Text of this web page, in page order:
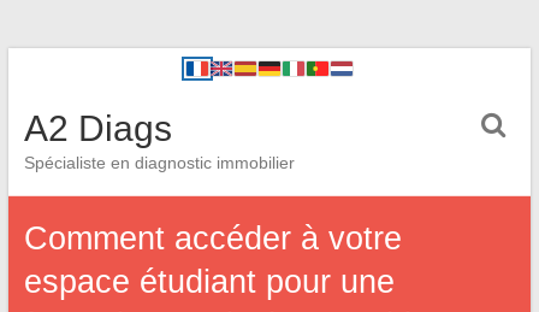
A2 Diags
Spécialiste en diagnostic immobilier
Comment accéder à votre
espace étudiant pour une